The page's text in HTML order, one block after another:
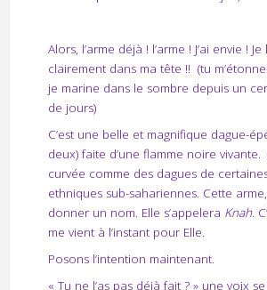
Alors, l’arme déjà ! l’arme ! J’ai envie !
clairement dans ma tête !! (tu
je marine dans le sombre depuis un
de jours)
C’est une belle et magnifique dague-
deux) faite d’une flamme noire vivante.
curvée comme des dagues de
ethniques sub-sahariennes. Cette
donner un nom. Elle s’appelera Knah.
me vient à l’instant pour Elle.
Posons l’intention maintenant.
« Tu ne l’as pas déjà fait ? » une voix